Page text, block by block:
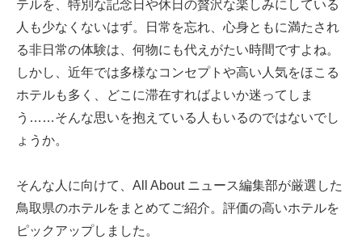
テルを、特別な記念日や休日の贅沢な楽しみにしている
人も少なくないはず。日常を忘れ、心身ともに満たされ
る非日常の体験は、何物にも代えがたい時間ですよね。
しかし、近年では多様なコンセプトや高い人気をほこる
ホテルも多く、どこに滞在すればよいか迷ってしま
う……そんな思いを抱えている人もいるのではないでし
ょうか。
そんな人に向けて、All About ニュース編集部が厳選した
鳥取県のホテルをまとめてご紹介。評価の高いホテルを
ピックアップしました。